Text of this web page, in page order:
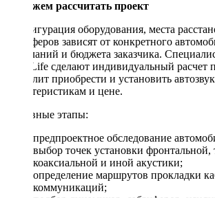
Поможем рассчитать проект
Конфигурация оборудования, места
сабвуферов зависят от конкретного
пожеланий и бюджета заказчика.
DriveLife сделают индивидуальный расчет
позволит приобрести и установить
характеристикам и цене.
Основные этапы:
предпроектное обследование
выбор точек установки фронтальной,
коаксиальной и иной акустики;
определение маршрутов прокладки
коммуникаций;